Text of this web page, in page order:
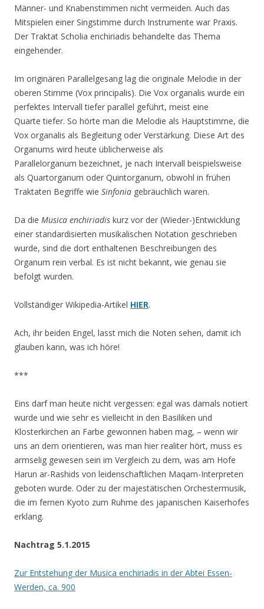
Männer- und Knabenstimmen nicht vermeiden. Auch das
Mitspielen einer Singstimme durch Instrumente war Praxis.
Der Traktat Scholia enchiriadis behandelte das Thema
eingehender.
Im originären Parallelgesang lag die originale Melodie in der
oberen Stimme (Vox principalis). Die Vox organalis wurde ein
perfektes Intervall tiefer parallel geführt, meist eine
Quarte tiefer. So hörte man die Melodie als Hauptstimme, die
Vox organalis als Begleitung oder Verstärkung. Diese Art des
Organums wird heute üblicherweise als
Parallelorganum bezeichnet, je nach Intervall beispielsweise
als Quartorganum oder Quintorganum, obwohl in frühen
Traktaten Begriffe wie Sinfonia gebräuchlich waren.
Da die Musica enchiriadis kurz vor der (Wieder-)Entwicklung
einer standardisierten musikalischen Notation geschrieben
wurde, sind die dort enthaltenen Beschreibungen des
Organum rein verbal. Es ist nicht bekannt, wie genau sie
befolgt wurden.
Vollständiger Wikipedia-Artikel HIER.
Ach, ihr beiden Engel, lasst mich die Noten sehen, damit ich
glauben kann, was ich höre!
***
Eins darf man heute nicht vergessen: egal was damals notiert
wurde und wie sehr es vielleicht in den Basiliken und
Klosterkirchen an Farbe gewonnen haben mag, – wenn wir
uns an dem orientieren, was man hier realiter hört, muss es
armselig gewesen sein im Vergleich zu dem, was am Hofe
Harun ar-Rashids von leidenschaftlichen Maqam-Interpreten
geboten wurde. Oder zu der majestätischen Orchestermusik,
die im fernen Kyoto zum Ruhme des japanischen Kaiserhofes
erklang.
Nachtrag 5.1.2015
Zur Entstehung der Musica enchiriadis in der Abtei Essen-
Werden, ca. 900